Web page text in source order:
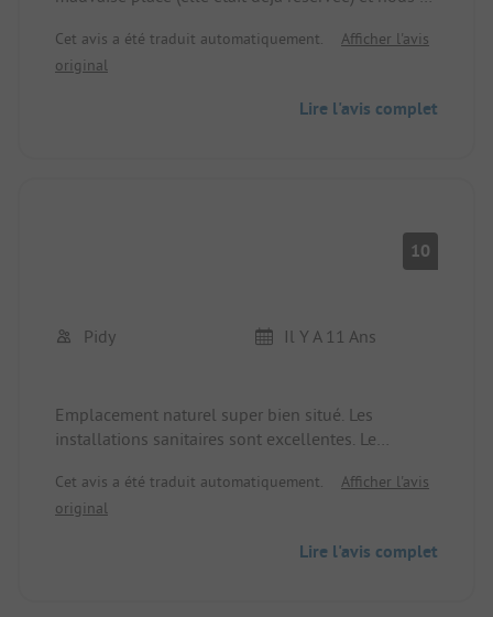
est très bien et très bien entretenu.
Cet avis a été traduit automatiquement.
Afficher l'avis
original
Lire l'avis complet
10
Pidy Il Y A 11 Ans
Emplacement naturel super bien situé. Les
installations sanitaires sont excellentes. Le
De par sa situation, c'est le plus beau camping que
nous ayons visité jusqu'à présent en Suède.
Cet avis a été traduit automatiquement.
Afficher l'avis
original
Lire l'avis complet